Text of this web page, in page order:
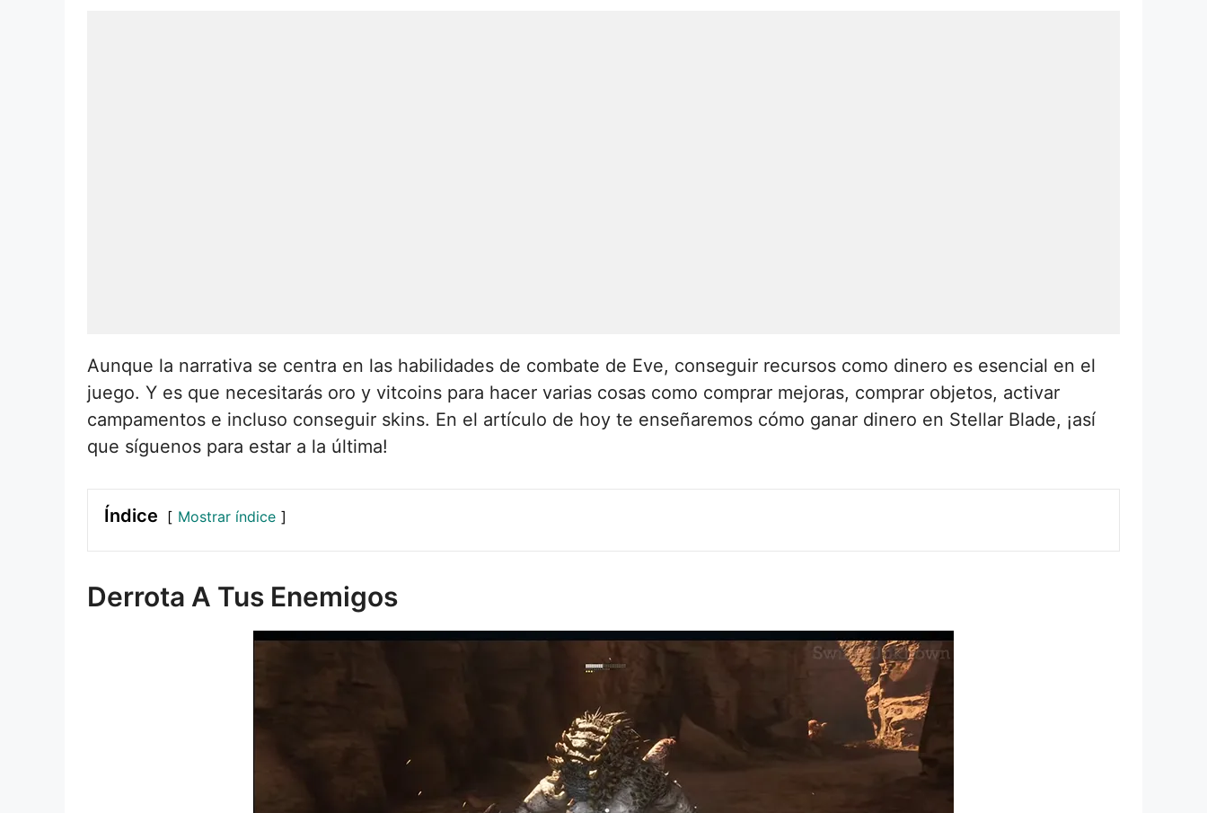
Aunque la narrativa se centra en las habilidades de combate de Eve, conseguir recursos como dinero es esencial en el
juego. Y es que necesitarás oro y vitcoins para hacer varias cosas como comprar mejoras, comprar objetos, activar
campamentos e incluso conseguir skins. En el artículo de hoy te enseñaremos cómo ganar dinero en Stellar Blade, ¡así
que síguenos para estar a la última!
Índice Mostrar índice
Derrota A Tus Enemigos